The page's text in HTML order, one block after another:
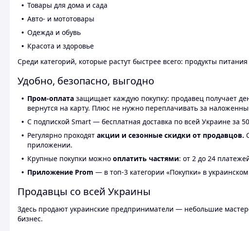
Товары для дома и сада
Авто- и мототовары
Одежда и обувь
Красота и здоровье
Среди категорий, которые растут быстрее всего: продукты
Удобно, безопасно, выгодно
Пром-оплата защищает каждую покупку: продавец получает
вернутся на карту. Плюс не нужно переплачивать за
С подпиской Smart — бесплатная доставка по всей Украине за
Регулярно проходят акции и сезонные скидки от продавцов.
приложении.
Крупные покупки можно оплатить частями: от 2 до 24
Приложение Prom — в топ-3 категории «Покупки» в
Продавцы со всей Украины
Здесь продают украинские предприниматели — небольшие
бизнес.